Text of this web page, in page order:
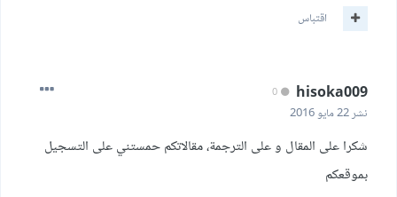
اقتباس
hisoka009
نشر22 مايو 2016
شكرا على المقال و على الترجمة، مقالاتكم حمستني على التسجيل
بموقعكم